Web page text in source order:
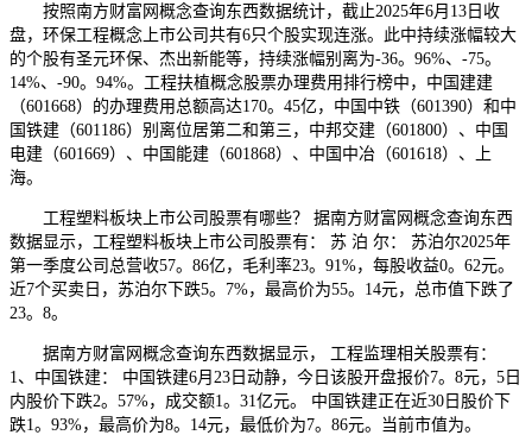
按照南方财富网概念查询东西数据统计，截止2025年6月13日收
盘，环保工程概念上市公司共有6只个股实现连涨。此中持续涨幅较大
的个股有圣元环保、杰出新能等，持续涨幅别离为-36。96%、-75。
14%、-90。94%。工程扶植概念股票办理费用排行榜中，中国建建
（601668）的办理费用总额高达170。45亿，中国中铁（601390）和中
国铁建（601186）别离位居第二和第三，中邦交建（601800）、中国
电建（601669）、中国能建（601868）、中国中冶（601618）、上
海。
工程塑料板块上市公司股票有哪些？ 据南方财富网概念查询东西
数据显示，工程塑料板块上市公司股票有： 苏 泊 尔： 苏泊尔2025年
第一季度公司总营收57。86亿，毛利率23。91%，每股收益0。62元。
近7个买卖日，苏泊尔下跌5。7%，最高价为55。14元，总市值下跌了
23。8。
据南方财富网概念查询东西数据显示， 工程监理相关股票有：
1、中国铁建： 中国铁建6月23日动静，今日该股开盘报价7。8元，5日
内股价下跌2。57%，成交额1。31亿元。 中国铁建正在近30日股价下
跌1。93%，最高价为8。14元，最低价为7。86元。当前市值为。